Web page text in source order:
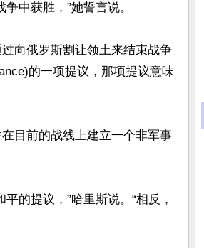
中获胜，”她誓言说。
向俄罗斯割让领土来结束战争
的一项提议，那项提议意味
目前的战线上建立一个非军事
的提议，”哈里斯说。“相反，